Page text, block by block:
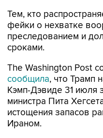
Тем, кто
фейки о нехватке
преследованием и
сроками.
The Washington Post
сообщила, что Трамп
Кэмп-Дэвиде 31 июля
министра Пита
истощения запасов
Ираном.